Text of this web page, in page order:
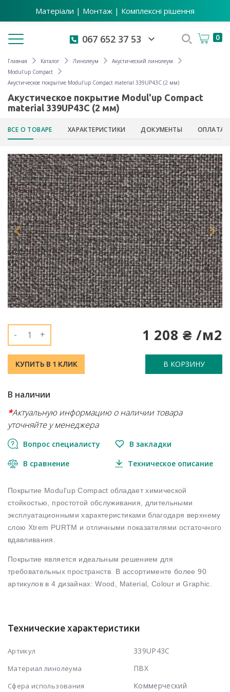
Матеріали | Монтаж | Комплексні рішення
Toggle navigation 067 652 37 53 0
Главная Каталог Линолеум
Акустический линолеум
Modul'up Compact
Акустическое покрытие Modul'up Compact material 339UP43C (2 мм)
Акустическое покрытие Modul'up Compact
material 339UP43C (2 мм)
ВСЕ О ТОВАРЕ ХАРАКТЕРИСТИКИ ДОКУМЕНТЫ ОПЛАТА
1 208 ₴ /м2
- +
КУПИТЬ В 1 КЛИК В КОРЗИНУ
В наличии
*Актуальную информацию о наличии товара
уточняйте у менеджера
Вопрос специалисту В закладки
В сравнение Техническое описание
Покрытие Modul'up Compact обладает химической
стойкостью, простотой обслуживания, длительными
эксплуатационными характеристиками благодаря верхнему
слою Xtrem PURTM и отличными показателями остаточного
вдавливания.
Покрытие является идеальным решением для
требовательных пространств. В ассортименте более 90
артикулов в 4 дизайнах: Wood, Material, Colour и Graphic.
Технические характеристики
Артикул 339UP43C
Материал линолеума ПВХ
Сфера использования Коммерческий